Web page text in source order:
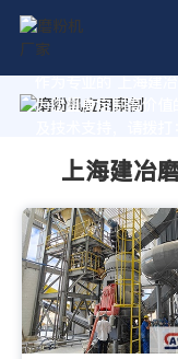
作为专业的 上海建
为您量身定制高价值
上海建冶